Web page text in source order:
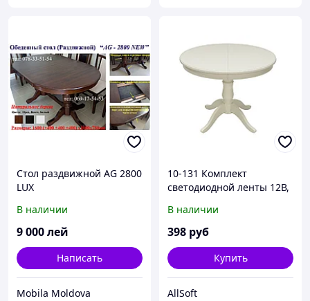
Стол раздвижной AG 2800
LUX
В наличии
9 000лей
Написать
Mobila Moldova
10-131 Комплект
светодиодной ленты 12В,
IP65, 2,5м, холодный
белый
В наличии
398 руб
Купить
AllSoft